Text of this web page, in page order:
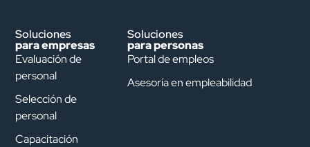
Soluciones
para empresas
Evaluación de
personal
Selección de
personal
Capacitación
Soluciones
para personas
Portal de empleos
Asesoría en empleabilidad